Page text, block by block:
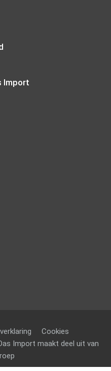
Import
Cookies
Import maakt deel uit van